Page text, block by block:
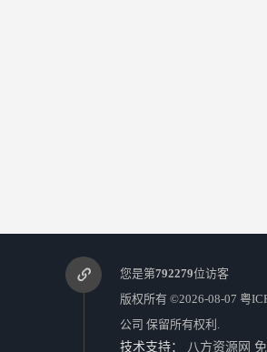
您是第792279位访客
版权所有 ©2026-08-07 粤
公司 保留所有权利.
技术支持： 八方资源网